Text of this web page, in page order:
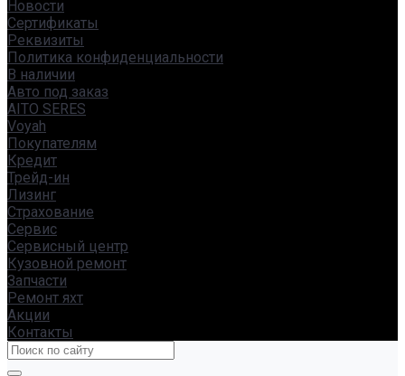
Новости
Сертификаты
Реквизиты
Политика конфиденциальности
В наличии
Авто под заказ
AITO SERES
Voyah
Покупателям
Кредит
Трейд-ин
Лизинг
Страхование
Сервис
Сервисный центр
Кузовной ремонт
Запчасти
Ремонт яхт
Акции
Контакты